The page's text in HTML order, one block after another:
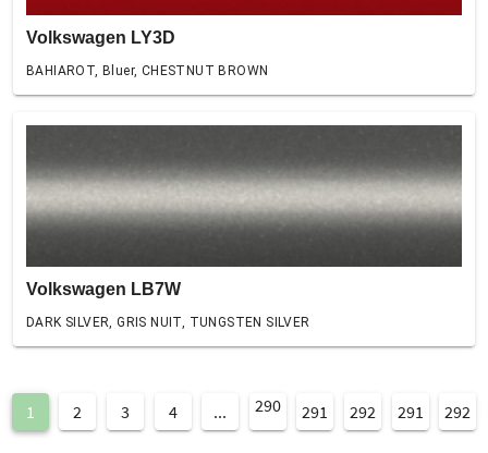
Volkswagen LY3D
BAHIAROT, Bluer, CHESTNUT BROWN
Volkswagen LB7W
DARK SILVER, GRIS NUIT, TUNGSTEN SILVER
1 2 3 4 ... 290 291 292 291 292